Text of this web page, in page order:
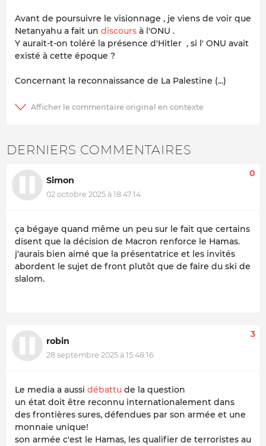
Avant de poursuivre le visionnage , je viens de voir que
Netanyahu a fait un discours à l'ONU .
Y aurait-t-on toléré la présence d'Hitler , si l' ONU avait
existé à cette époque ?
Concernant la reconnaissance de La Palestine (...)
DERNIERS COMMENTAIRES
Simon
02 octobre 2025 à 18:47:14
0
ça bégaye quand même un peu sur le fait que certains
disent que la décision de Macron renforce le Hamas.
j'aurais bien aimé que la présentatrice et les invités
abordent le sujet de front plutôt que de faire du ski de
slalom.
robin
28 septembre 2025 à 15:48:16
3
Le media a aussi débattu de la question
un état doit être reconnu internationalement dans
des frontières sures, défendues par son armée et une
monnaie unique!
son armée c'est le Hamas, les qualifier de terroristes au